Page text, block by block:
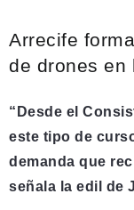
Arrecife
de drones en
“Desde el
este tipo de
demanda que
señala la edil de